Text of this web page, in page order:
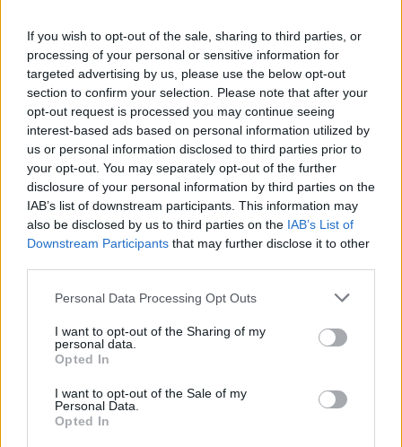
If you wish to opt-out of the sale, sharing to third parties, or
processing of your personal or sensitive information for
targeted advertising by us, please use the below opt-out
section to confirm your selection. Please note that after your
opt-out request is processed you may continue seeing
interest-based ads based on personal information utilized by
us or personal information disclosed to third parties prior to
your opt-out. You may separately opt-out of the further
disclosure of your personal information by third parties on the
IAB’s list of downstream participants. This information may
also be disclosed by us to third parties on the IAB’s List of
Downstream Participants that may further disclose it to other
Please note that this website/app uses one or more Google
not limited to your visit or usage behaviour. You may click to
grant or deny consent to Google and its third-party tags to
use your data for below specified purposes in below Google
consent section.
Personal Data Processing Opt Outs
I want to opt-out of the Sharing of my
personal data.
Opted In
I want to opt-out of the Sale of my
Personal Data.
Opted In
jugado los 48 minutos ”, dijo Popeye Jones sobre
Campazzo. El ex jugador asumió las responsabilidades de
entrenador en jefe, ya que tanto Michael Malone como el
asistente principal David Adelman fueron colocados en los
protocolos de salud y seguridad de la liga.